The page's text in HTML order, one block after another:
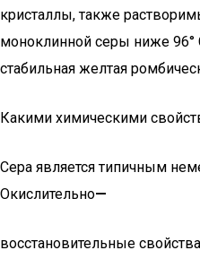
кристаллы, также
моноклинной серы ниже 96°
стабильная желтая
Какими химическими
Сера является типичным
Окислительно—
восстановительные